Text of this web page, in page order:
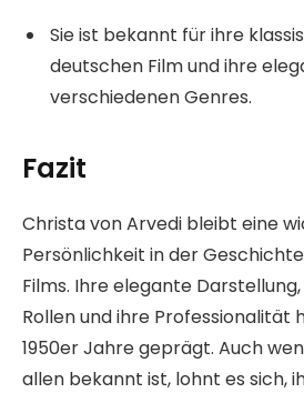
Sie ist bekannt für ihre
deutschen Film und ihre
verschiedenen Genres.
Fazit
Christa von Arvedi bleibt eine
Persönlichkeit in der
Films. Ihre elegante
Rollen und ihre Professionalität
1950er Jahre geprägt. Auch
allen bekannt ist, lohnt es sich,